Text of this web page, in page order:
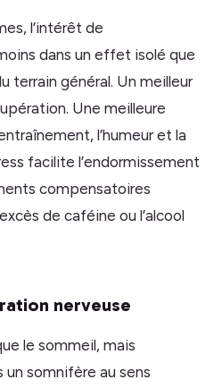
l’intérêt de
dans un effet isolé que
terrain général. Un meilleur
Une meilleure
l’humeur et la
facilite l’endormissement
compensatoires
de caféine ou l’alcool
nerveuse
le sommeil, mais
un somnifère au sens